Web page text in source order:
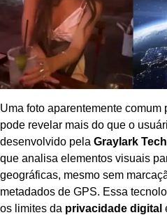
Uma foto aparentemente
pode revelar mais do que o
desenvolvido pela Graylark
que analisa elementos visuais
geográficas, mesmo sem
metadados de GPS. Essa
os limites da privacidade digital